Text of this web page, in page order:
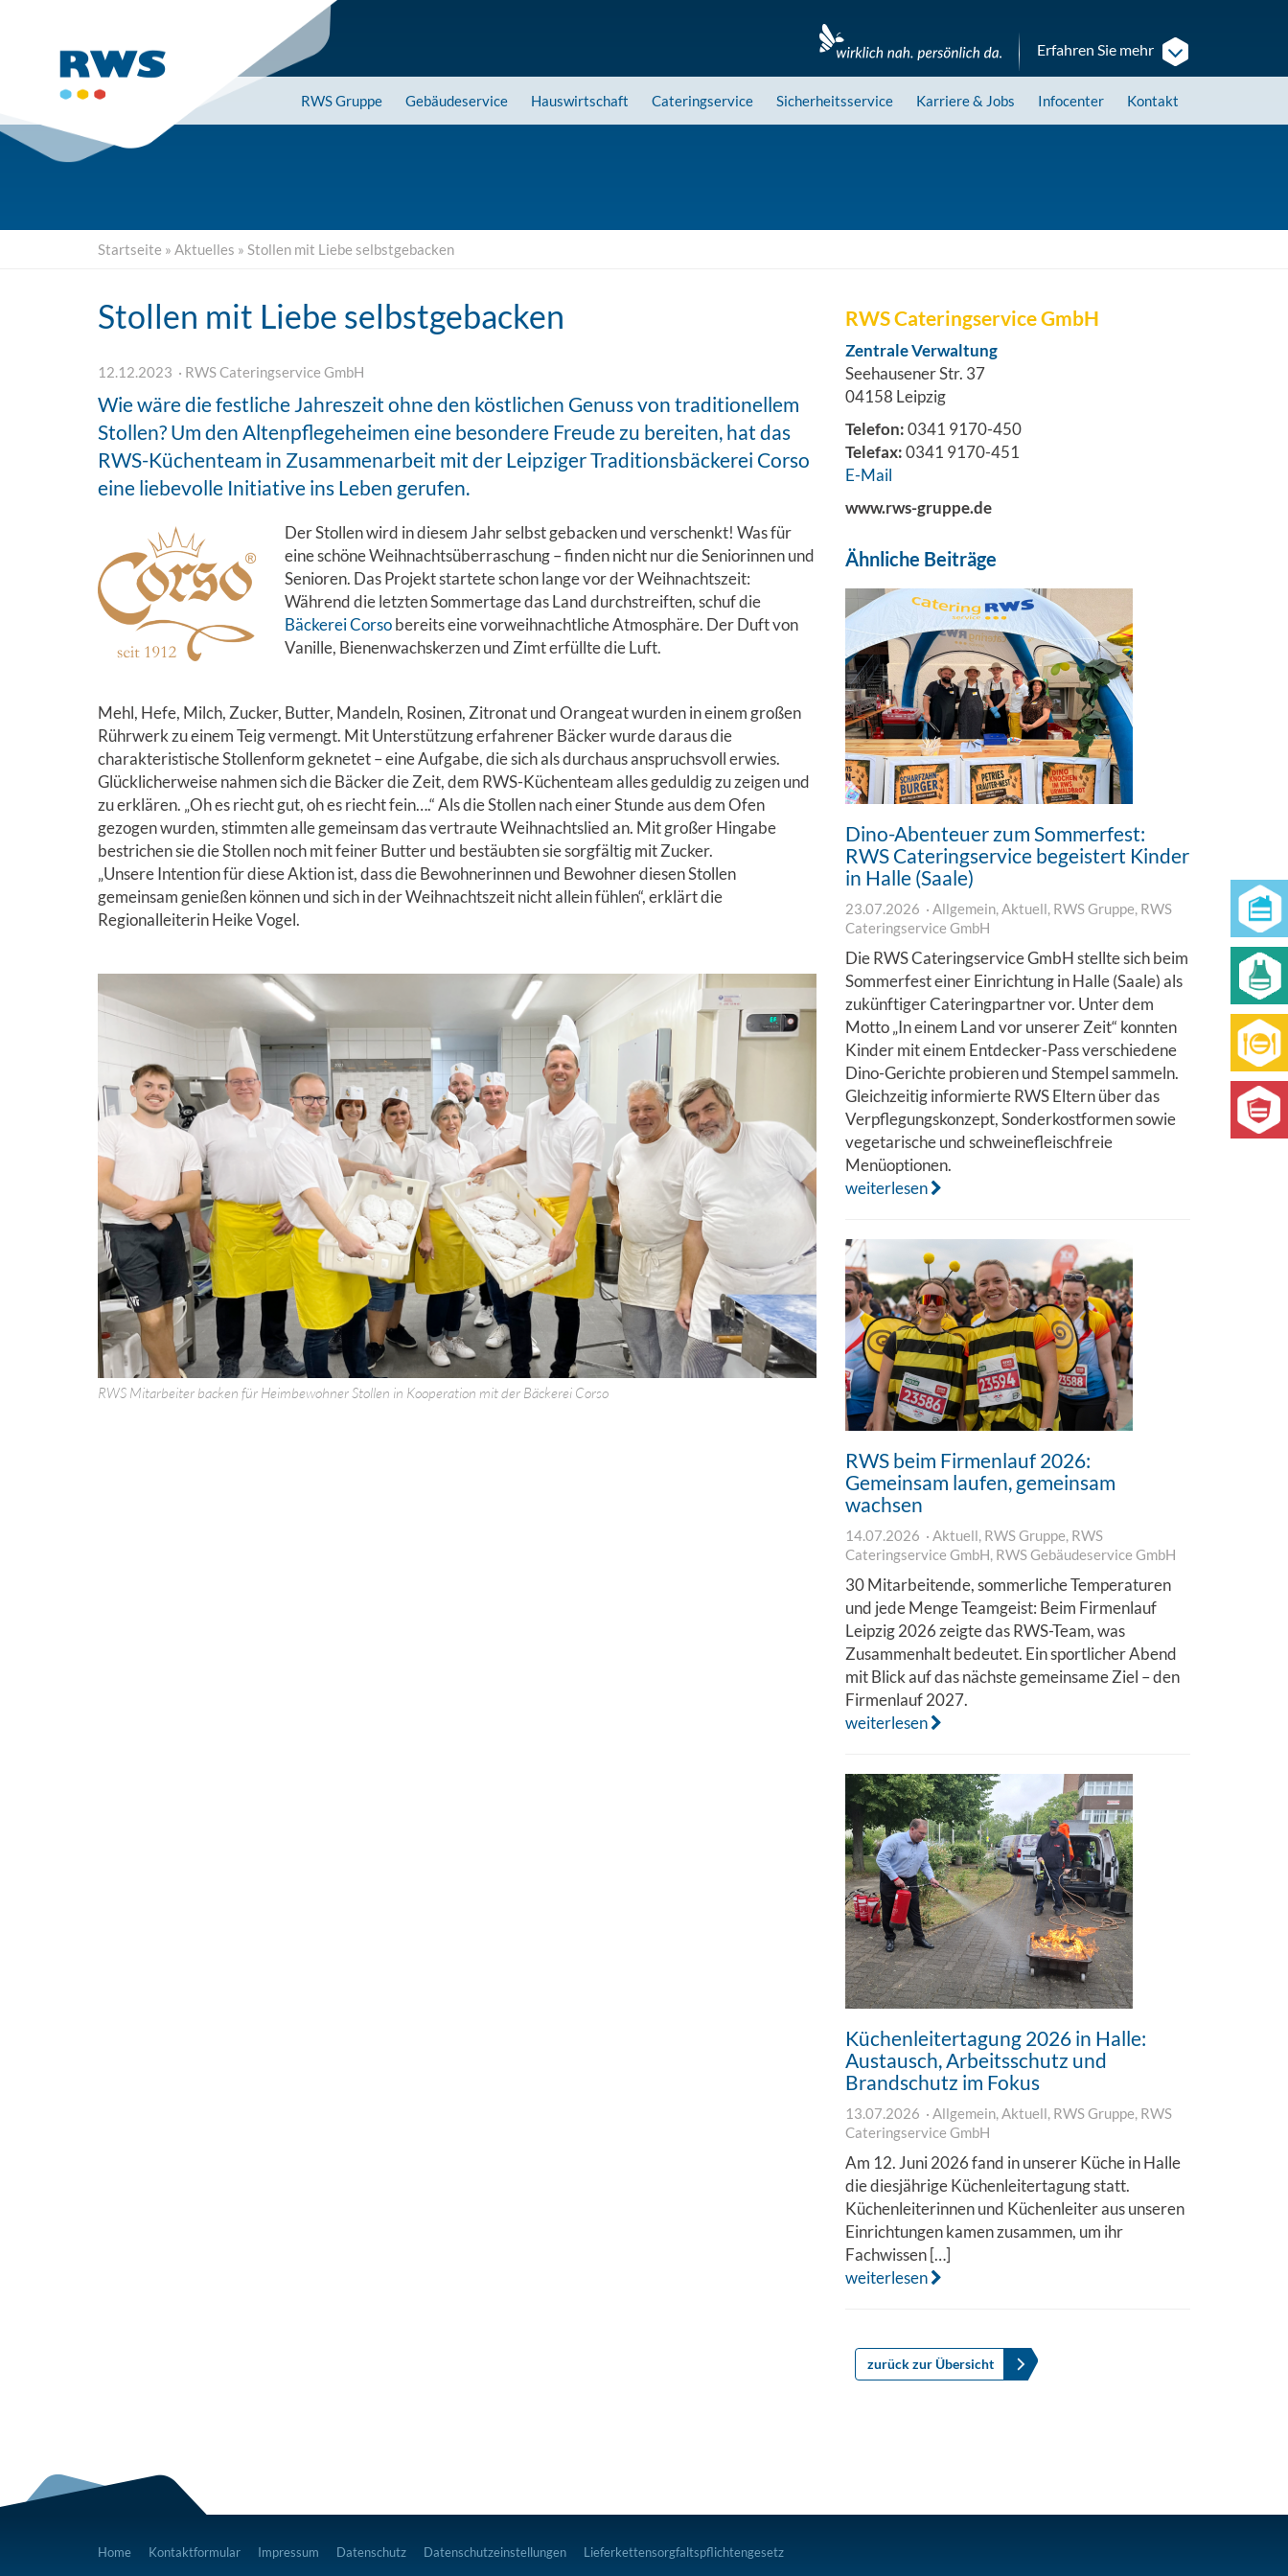
Erfahren Sie mehr
RWSGruppe Gebäudeservice Hauswirtschaft Cateringservice Sicherheitsservice Karriere& Jobs Infocenter Kontakt
Startseite » Aktuelles » Stollen mit Liebe selbstgebacken
Stollen mit Liebe selbstgebacken
12.12.2023 RWS Cateringservice GmbH
Wie wäre die festliche Jahreszeit ohne den köstlichen Genuss von traditionellem
Stollen? Um den Altenpflegeheimen eine besondere Freude zu bereiten, hat das
RWS-Küchenteam in Zusammenarbeit mit der Leipziger Traditionsbäckerei Corso
eine liebevolle Initiative ins Leben gerufen.
Der Stollen wird in diesem Jahr selbst gebacken und verschenkt! Was für
eine schöne Weihnachtsüberraschung – finden nicht nur die Seniorinnen und
Senioren. Das Projekt startete schon lange vor der Weihnachtszeit:
Während die letzten Sommertage das Land durchstreiften, schuf die
Bäckerei Corsobereits eine vorweihnachtliche Atmosphäre. Der Duft von
Vanille, Bienenwachskerzen und Zimt erfüllte die Luft.
Mehl, Hefe, Milch, Zucker, Butter, Mandeln, Rosinen, Zitronat und Orangeat wurden in einem großen
Rührwerk zu einem Teig vermengt. Mit Unterstützung erfahrener Bäcker wurde daraus die
charakteristische Stollenform geknetet – eine Aufgabe, die sich als durchaus anspruchsvoll erwies.
Glücklicherweise nahmen sich die Bäcker die Zeit, dem RWS-Küchenteam alles geduldig zu zeigen und
zu erklären. „Oh es riecht gut, oh es riecht fein….“ Als die Stollen nach einer Stunde aus dem Ofen
gezogen wurden, stimmten alle gemeinsam das vertraute Weihnachtslied an. Mit großer Hingabe
bestrichen sie die Stollen noch mit feiner Butter und bestäubten sie sorgfältig mit Zucker.
„Unsere Intention für diese Aktion ist, dass die Bewohnerinnen und Bewohner diesen Stollen
gemeinsam genießen können und sich in der Weihnachtszeit nicht allein fühlen“, erklärt die
Regionalleiterin Heike Vogel.
RWS Mitarbeiter backen für Heimbewohner Stollen in Kooperation mit der Bäckerei Corso
RWS Cateringservice GmbH
Zentrale Verwaltung
Seehausener Str. 37
04158 Leipzig
Telefon:0341 9170-450
Telefax:0341 9170-451
E-Mail
www.rws-gruppe.de
Ähnliche Beiträge
Dino-Abenteuer zum Sommerfest:
RWS Cateringservice begeistert Kinder
in Halle (Saale)
23.07.2026 Allgemein, Aktuell, RWS Gruppe, RWS
Cateringservice GmbH
Die RWS Cateringservice GmbH stellte sich beim
Sommerfest einer Einrichtung in Halle (Saale) als
zukünftiger Cateringpartner vor. Unter dem
Motto „In einem Land vor unserer Zeit“ konnten
Kinder mit einem Entdecker-Pass verschiedene
Dino-Gerichte probieren und Stempel sammeln.
Gleichzeitig informierte RWS Eltern über das
Verpflegungskonzept, Sonderkostformen sowie
vegetarische und schweinefleischfreie
Menüoptionen.
weiterlesen
RWS beim Firmenlauf 2026:
Gemeinsam laufen, gemeinsam
wachsen
14.07.2026 Aktuell, RWS Gruppe, RWS
Cateringservice GmbH, RWS Gebäudeservice GmbH
30 Mitarbeitende, sommerliche Temperaturen
und jede Menge Teamgeist: Beim Firmenlauf
Leipzig 2026 zeigte das RWS-Team, was
Zusammenhalt bedeutet. Ein sportlicher Abend
mit Blick auf das nächste gemeinsame Ziel – den
Firmenlauf 2027.
weiterlesen
Küchenleitertagung 2026 in Halle:
Austausch, Arbeitsschutz und
Brandschutz im Fokus
13.07.2026 Allgemein, Aktuell, RWS Gruppe, RWS
Cateringservice GmbH
Am 12. Juni 2026 fand in unserer Küche in Halle
die diesjährige Küchenleitertagung statt.
Küchenleiterinnen und Küchenleiter aus unseren
Einrichtungen kamen zusammen, um ihr
Fachwissen […]
weiterlesen
zurück zur Übersicht
Home Kontaktformular Impressum Datenschutz Datenschutzeinstellungen Lieferkettensorgfaltspflichtengesetz